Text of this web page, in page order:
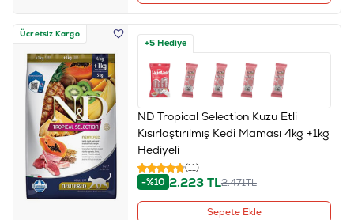
Ücretsiz Kargo
+5 Hediye
ND Tropical Selection Kuzu Etli
Kısırlaştırılmış Kedi Maması 4kg +1kg
Hediyeli
(11)
-%10 2.223TL2.471TL
Sepete Ekle